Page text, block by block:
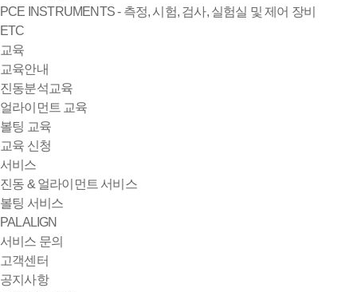
PCE INSTRUMENTS - 측정, 시험, 검사, 실험실 및 제어 장비
ETC
교육
교육안내
진동분석교육
얼라이먼트 교육
볼팅 교육
교육 신청
서비스
진동 & 얼라이먼트 서비스
볼팅 서비스
PALALIGN
서비스 문의
고객센터
공지사항